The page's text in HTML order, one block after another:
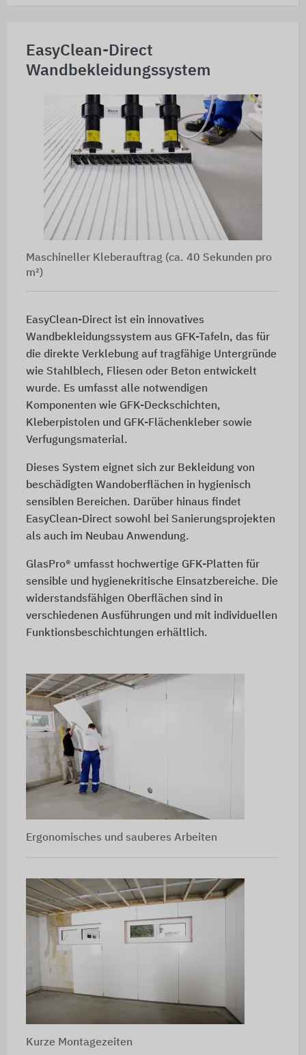
EasyClean-Direct
Wandbekleidungssystem
Maschineller Kleberauftrag (ca. 40 Sekunden pro
m²)
EasyClean-Direct ist ein innovatives
Wandbekleidungssystem aus GFK-Tafeln, das für
die direkte Verklebung auf tragfähige Untergründe
wie Stahlblech, Fliesen oder Beton entwickelt
wurde. Es umfasst alle notwendigen
Komponenten wie GFK-Deckschichten,
Kleberpistolen und GFK-Flächenkleber sowie
Verfugungsmaterial.
Dieses System eignet sich zur Bekleidung von
beschädigten Wandoberflächen in hygienisch
sensiblen Bereichen. Darüber hinaus findet
EasyClean-Direct sowohl bei Sanierungsprojekten
als auch im Neubau Anwendung.
GlasPro® umfasst hochwertige GFK-Platten für
sensible und hygienekritische Einsatzbereiche. Die
widerstandsfähigen Oberflächen sind in
verschiedenen Ausführungen und mit individuellen
Funktionsbeschichtungen erhältlich.
Ergonomisches und sauberes Arbeiten
Kurze Montagezeiten